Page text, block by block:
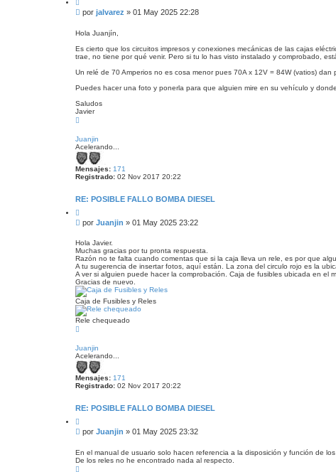
i
t
r
M
n
a
j
e
i
n
l
r
por jalvarez » 01 May 2025 22:28
Hola Juanjín,
Es cierto que los circuitos impresos y conexiones mecánicas de las cajas
trae, no tiene por qué venir. Pero si tu lo has visto instalado y comprobado,
Un relé de 70 Amperios no es cosa menor pues 70A x 12V = 84W (vatios)
Puedes hacer una foto y ponerla para que alguien mire en su vehículo y
Saludos
Javier
i
b
a
Juanjin
Acelerando...
Mensajes: 171
Registrado: 02 Nov 2017 20:22
RE: POSIBLE FALLO BOMBA DIESEL
i
t
r
M
n
s
a
j
e
s
i
n
l
r
por Juanjin » 01 May 2025 23:22
Hola Javier.
Muchas gracias por tu pronta respuesta.
Razón no te falta cuando comentas que si la caja lleva un rele, es por que
A tu sugerencia de insertar fotos, aquí están. La zona del circulo rojo es la
A ver si alguien puede hacer la comprobación. Caja de fusibles ubicada en el
Gracias de nuevo.
Caja de Fusibles y Reles
Rele chequeado
i
b
a
Juanjin
Acelerando...
Mensajes: 171
Registrado: 02 Nov 2017 20:22
RE: POSIBLE FALLO BOMBA DIESEL
i
t
r
M
n
s
por Juanjin » 01 May 2025 23:32
En el manual de usuario solo hacen referencia a la disposición y función de los
De los reles no he encontrado nada al respecto.